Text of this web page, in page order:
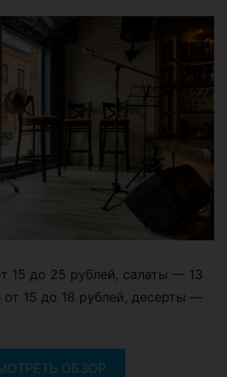
15 до 25 рублей, салаты — 13
15 до 18 рублей, десерты —
ОБЗОР